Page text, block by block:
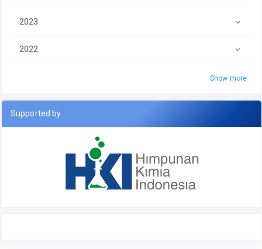
2023
2022
Show more
Supported by